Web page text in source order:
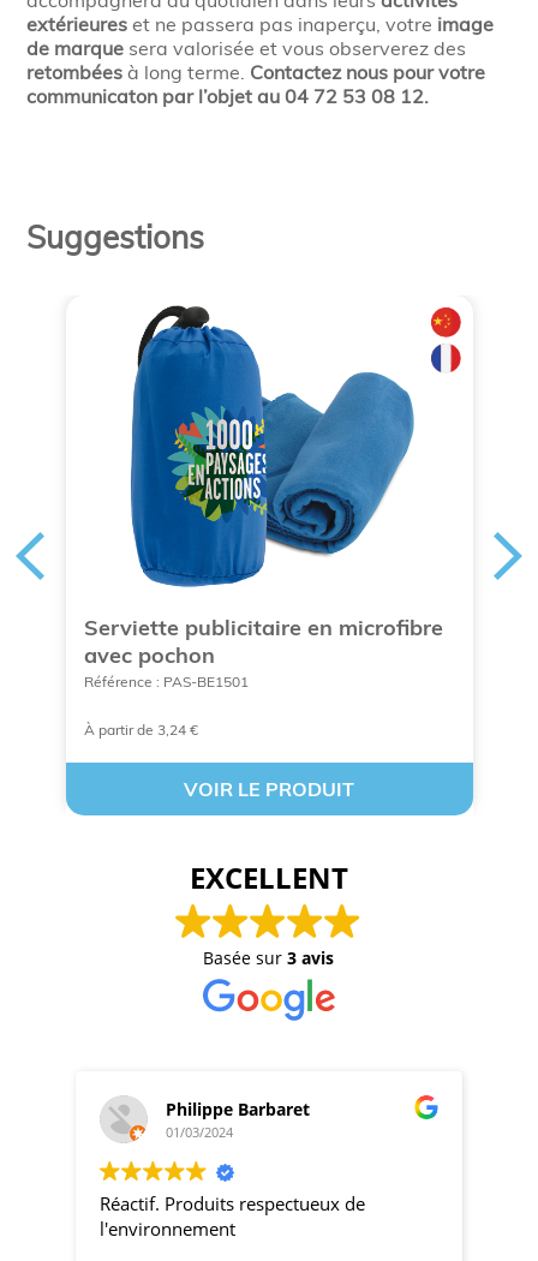
extérieures et ne passera pas inaperçu, votre image
de marque sera valorisée et vous observerez des
retombées à long terme. Contactez nous pour votre
communicaton par l’objet au 04 72 53 08 12.
Suggestions
Serviette publicitaire en microfibre
avec pochon
Référence : PAS-BE1501
À partir de 3,24 €
VOIR LE PRODUIT
EXCELLENT
Basée sur3 avis
Philippe Barbaret
01/03/2024
Réactif. Produits respectueux de
l'environnement